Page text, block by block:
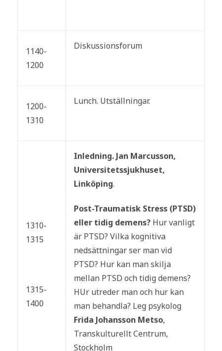
1140-
1200
Diskussionsforum
1200-
1310
Lunch. Utställningar.
1310-
1315
1315-
1400
Inledning. Jan Marcusson,
Universitetssjukhuset,
Linköping.​
Post-Traumatisk Stress (PTSD)
eller tidig demens? Hur vanligt
är PTSD? Vilka kognitiva
nedsättningar ser man vid
PTSD? Hur kan man skilja
mellan PTSD och tidig demens?
HUr utreder man och hur kan
man behandla? Leg psykolog
Frida Johansson Metso,
Transkulturellt Centrum,
Stockholm